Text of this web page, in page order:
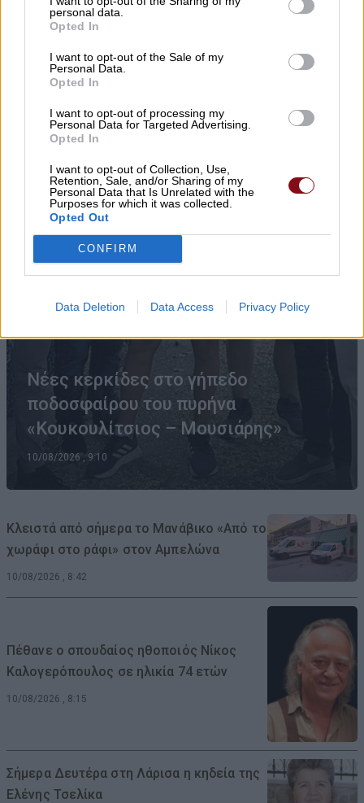
personal data.
Opted In
I want to opt-out of the Sale of my
Personal Data.
Opted In
I want to opt-out of processing my
Personal Data for Targeted Advertising.
Opted In
I want to opt-out of Collection, Use,
Retention, Sale, and/or Sharing of my
Personal Data that Is Unrelated with the
Purposes for which it was collected.
Opted Out
CONFIRM
Data Deletion Data Access Privacy Policy
Νέες κερκίδες στο γήπεδο
ποδοσφαίρου του πυρήνα
«Κουκουλίτσιος – Μουσιάρης»
10/08/2026 , 9:10
Κλειστά από σήμερα το Μανάβικο «Από το
χωράφι στο ράφι» στον Αμπελώνα
10/08/2026 , 8:42
Πέθανε ο σπουδαίος ηθοποιός Νίκος
Καλογερόπουλος σε ηλικία 74 ετών
10/08/2026 , 8:15
Σήμερα Δευτέρα στη Λάρισα η κηδεία της
Ελένης Τσελίκα